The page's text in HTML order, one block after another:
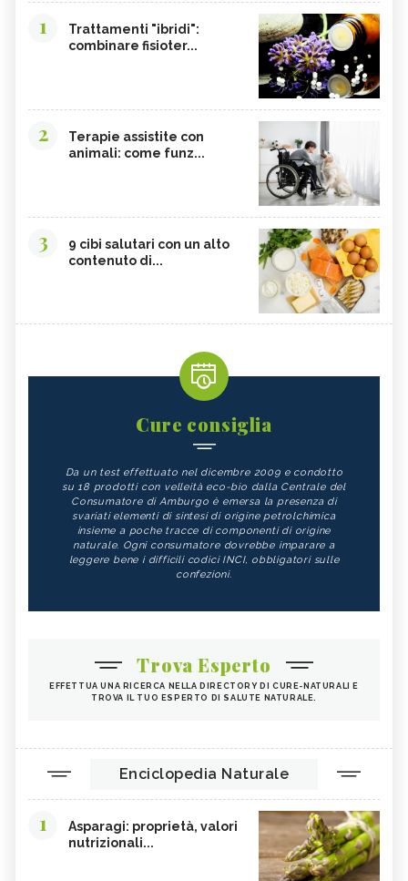
1
Trattamenti "ibridi":
combinare fisioter...
2
Terapie assistite con
animali: come funz...
3
9 cibi salutari con un alto
contenuto di...
Cure consiglia
Da un test effettuato nel dicembre 2009 e condotto
su 18 prodotti con velleità eco-bio dalla Centrale del
Consumatore di Amburgo è emersa la presenza di
svariati elementi di sintesi di origine petrolchimica
insieme a poche tracce di componenti di origine
naturale. Ogni consumatore dovrebbe imparare a
leggere bene i difficili codici INCI, obbligatori sulle
confezioni.
Trova Esperto
EFFETTUA UNA RICERCA NELLA DIRECTORY DI CURE-NATURALI E
TROVA IL TUO ESPERTO DI SALUTE NATURALE.
Enciclopedia Naturale
1
Asparagi: proprietà, valori
nutrizionali...